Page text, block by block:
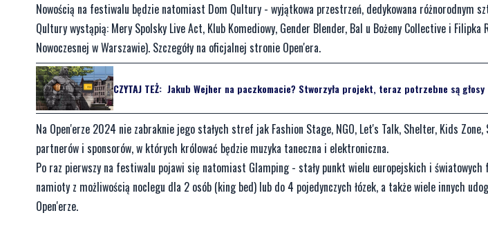
Nowością na festiwalu będzie natomiast Dom Qultury - wyjątkowa przestrzeń, dedykowana różnorodnym
Qultury wystąpią: Mery Spolsky Live Act, Klub Komediowy, Gender Blender, Bal u Bożeny Collective i Filipka
Nowoczesnej w Warszawie). Szczegóły na oficjalnej stronie Open'era.
CZYTAJ TEŻ: Jakub Wejher na paczkomacie? Stworzyła projekt, teraz potrzebne są głosy
Na Open'erze 2024 nie zabraknie jego stałych stref jak Fashion Stage, NGO, Let's Talk, Shelter, Kids
partnerów i sponsorów, w których królować będzie muzyka taneczna i elektroniczna.
Po raz pierwszy na festiwalu pojawi się natomiast Glamping - stały punkt wielu europejskich i
namioty z możliwością noclegu dla 2 osób (king bed) lub do 4 pojedynczych łózek, a także wiele innych
Open'erze.